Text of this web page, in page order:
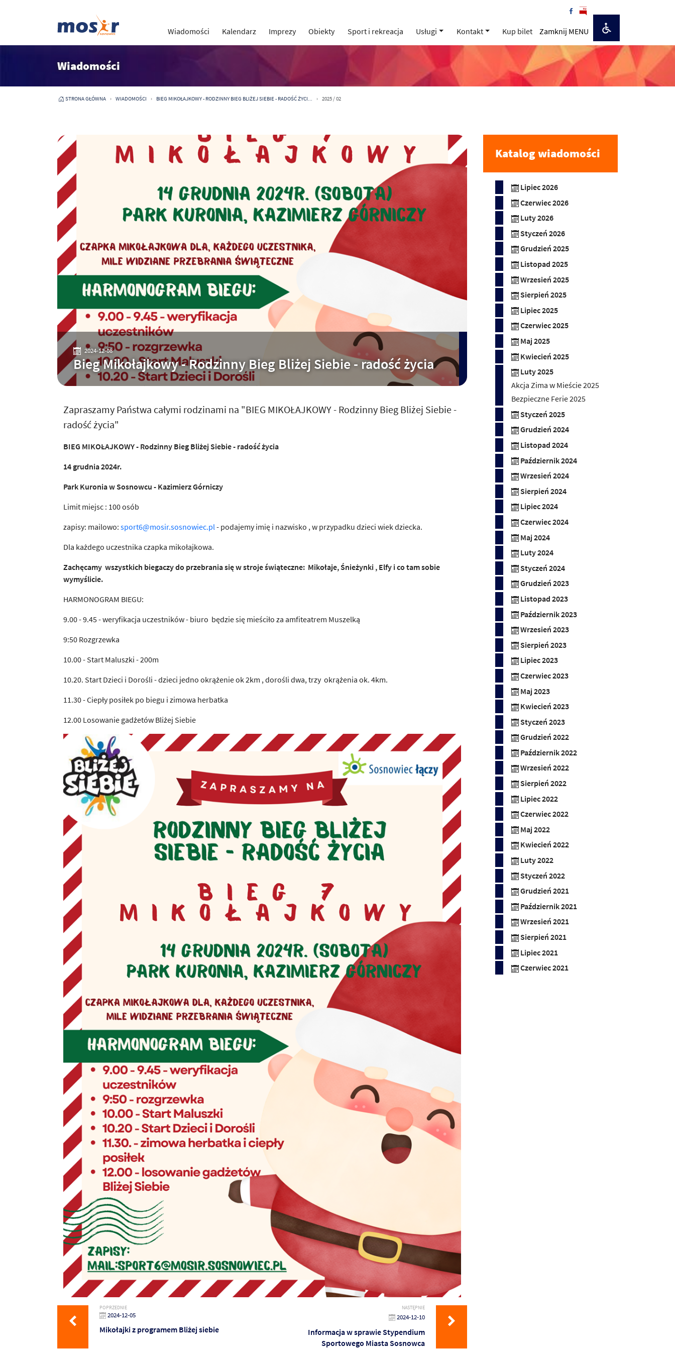
Wiadomości Kalendarz Imprezy Obiekty Sport i rekreacja Usługi Kontakt Kup bilet Zamknij MENU
Wiadomości
STRONA GŁÓWNA WIADOMOŚCI BIEG MIKOŁAJKOWY - RODZINNY BIEG BLIŻEJ SIEBIE - RADOŚĆ ŻYCI... 2025 / 02
2024-12-08
Bieg Mikołajkowy - Rodzinny Bieg Bliżej Siebie - radość życia
Zapraszamy Państwa całymi rodzinami na "BIEG MIKOŁAJKOWY - Rodzinny Bieg Bliżej Siebie -
radość życia"
BIEG MIKOŁAJKOWY - Rodzinny Bieg Bliżej Siebie - radość życia
14 grudnia 2024r.
Park Kuronia w Sosnowcu - Kazimierz Górniczy
Limit miejsc : 100 osób
zapisy: mailowo: sport6@mosir.sosnowiec.pl- podajemy imię i nazwisko , w przypadku dzieci wiek dziecka.
Dla każdego uczestnika czapka mikołajkowa.
Zachęcamy wszystkich biegaczy do przebrania się w stroje świąteczne: Mikołaje, Śnieżynki , Elfy i co tam sobie
wymyślicie.
HARMONOGRAM BIEGU:
9.00 - 9.45 - weryfikacja uczestników - biuro będzie się mieściło za amfiteatrem Muszelką
9:50 Rozgrzewka
10.00 - Start Maluszki - 200m
10.20. Start Dzieci i Dorośli - dzieci jedno okrążenie ok 2km , dorośli dwa, trzy okrążenia ok. 4km.
11.30 - Ciepły posiłek po biegu i zimowa herbatka
12.00 Losowanie gadżetów Bliżej Siebie
POPRZEDNIE
2024-12-05
Mikołajki z programem Bliżej siebie
NASTĘPNIE
2024-12-10
Informacja w sprawie Stypendium
Sportowego Miasta Sosnowca
Katalog wiadomości
Lipiec 2026
Czerwiec 2026
Luty 2026
Styczeń 2026
Grudzień 2025
Listopad 2025
Wrzesień 2025
Sierpień 2025
Lipiec 2025
Czerwiec 2025
Maj 2025
Kwiecień 2025
Luty 2025
Akcja Zima w Mieście 2025
Bezpieczne Ferie 2025
Styczeń 2025
Grudzień 2024
Listopad 2024
Październik 2024
Wrzesień 2024
Sierpień 2024
Lipiec 2024
Czerwiec 2024
Maj 2024
Luty 2024
Styczeń 2024
Grudzień 2023
Listopad 2023
Październik 2023
Wrzesień 2023
Sierpień 2023
Lipiec 2023
Czerwiec 2023
Maj 2023
Kwiecień 2023
Styczeń 2023
Grudzień 2022
Październik 2022
Wrzesień 2022
Sierpień 2022
Lipiec 2022
Czerwiec 2022
Maj 2022
Kwiecień 2022
Luty 2022
Styczeń 2022
Grudzień 2021
Październik 2021
Wrzesień 2021
Sierpień 2021
Lipiec 2021
Czerwiec 2021